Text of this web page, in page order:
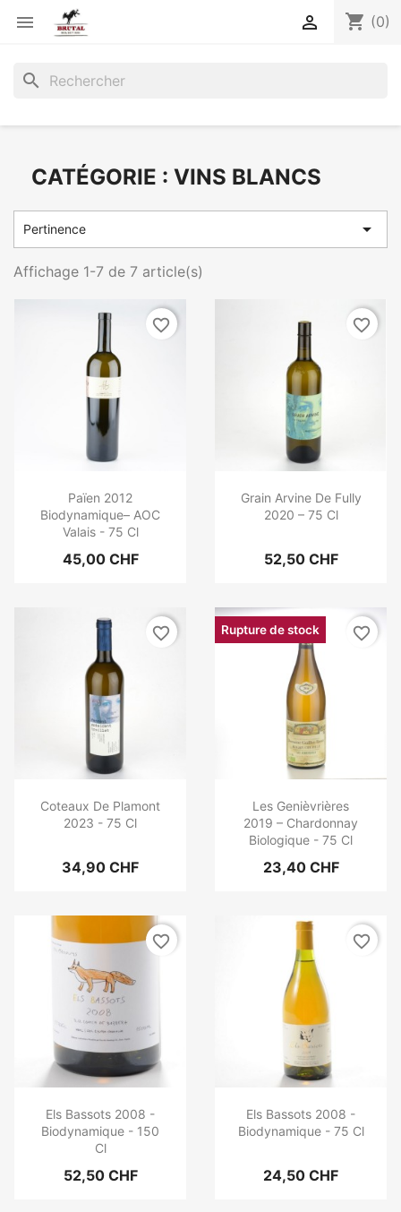
 shopping_cart (0)

search
CATÉGORIE : VINS BLANCS
Pertinence 
Affichage 1-7 de 7 article(s)
Païen 2012
Biodynamique– AOC
Valais - 75 Cl
45,00 CHF
favorite_border
Grain Arvine De Fully
2020 – 75 Cl
52,50 CHF
favorite_border
Coteaux De Plamont
2023 - 75 Cl
34,90 CHF
favorite_border
Les Genièvrières
2019 – Chardonnay
Biologique - 75 Cl
23,40 CHF
Rupture de stock favorite_border
Els Bassots 2008 -
Biodynamique - 150
Cl
52,50 CHF
favorite_border
Els Bassots 2008 -
Biodynamique - 75 Cl
24,50 CHF
favorite_border